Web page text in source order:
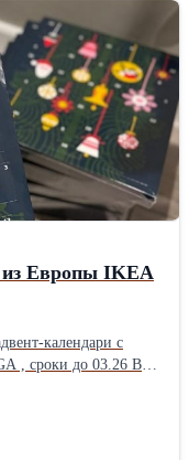
Есть
информацию и
из Европы IKEA
календари с
, сроки до 03.26 В
а также 2 карты из
, звоните,